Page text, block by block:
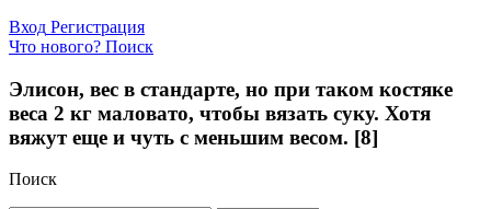
Вход Регистрация
Что нового? Поиск
Элисон, вес в стандарте, но при таком костяке
веса 2 кг маловато, чтобы вязать суку. Хотя
вяжут еще и чуть с меньшим весом. [8]
Поиск